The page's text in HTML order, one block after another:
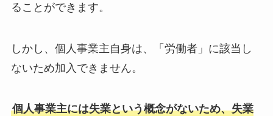
ることができます。
しかし、個人事業主自身は、「労働者」に該当し
ないため加入できません。
個人事業主には失業という概念がないため、失業